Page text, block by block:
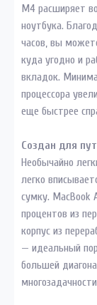
M4 расширяет
ноутбука.
часов, вы
куда угодно и
вкладок.
процессора
еще быстрее
Создан для
Необычайно
легко
сумку. MacBook
процентов из
корпус из
— идеальный
большей